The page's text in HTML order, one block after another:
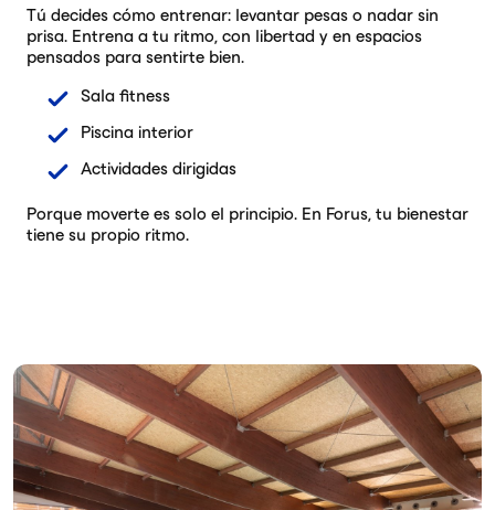
Tú decides cómo entrenar: levantar pesas o nadar sin
prisa. Entrena a tu ritmo, con libertad y en espacios
pensados para sentirte bien.
Sala fitness
Piscina interior
Actividades dirigidas
Porque moverte es solo el principio. En Forus, tu bienestar
tiene su propio ritmo.